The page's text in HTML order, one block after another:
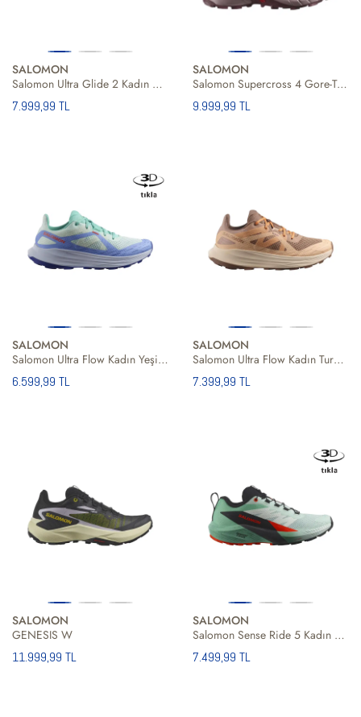
SALOMON
Salomon Ultra Glide 2 Kadın Patika Koşusu Ayakkabısı
7.999,99 TL
SALOMON
Salomon Supercross 4 Gore-Tex Kadın Patika Koşusu Ayakkabısı
9.999,99 TL
SALOMON
Salomon Ultra Flow Kadın Yeşil Patika Koşusu Ayakkabısı
6.599,99 TL
SALOMON
Salomon Ultra Flow Kadın Turuncu Patika Koşusu Ayakkabısı
7.399,99 TL
SALOMON
GENESIS W
11.999,99 TL
SALOMON
Salomon Sense Ride 5 Kadın Patika Koşusu Ayakkabısı
7.499,99 TL